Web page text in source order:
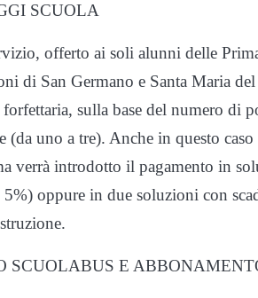
SCUOLA
offerto ai soli alunni delle
di San Germano e Santa Maria
sulla base del numero di
(da uno a tre). Anche in questo
verrà introdotto il pagamento in
5%) oppure in due soluzioni con
SCUOLABUS E